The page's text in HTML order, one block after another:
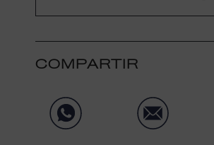
COMPARTIR